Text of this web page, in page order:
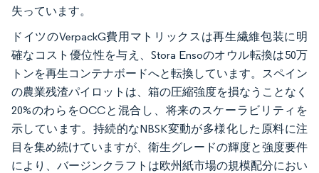
失っています。
ドイツのVerpackG費用マトリックスは再生繊維包装に明
確なコスト優位性を与え、Stora Ensoのオウル転換は50万
トンを再生コンテナボードへと転換しています。スペイン
の農業残渣パイロットは、箱の圧縮強度を損なうことなく
20%のわらをOCCと混合し、将来のスケーラビリティを
示しています。持続的なNBSK変動が多様化した原料に注
目を集め続けていますが、衛生グレードの輝度と強度要件
により、バージンクラフトは欧州紙市場の規模配分におい